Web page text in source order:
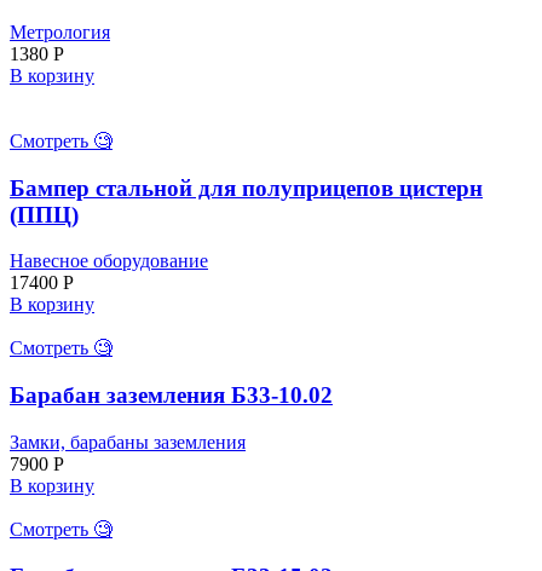
Метрология
1380 Р
В корзину
Смотреть 🧐
Бампер стальной для полуприцепов цистерн
(ППЦ)
Навесное оборудование
17400 Р
В корзину
Смотреть 🧐
Барабан заземления Б33-10.02
Замки, барабаны заземления
7900 Р
В корзину
Смотреть 🧐